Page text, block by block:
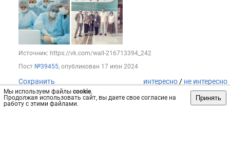
Мы используем файлы cookie.
Продолжая использовать сайт, вы даете свое согласие на
работу с этими файлами.
Принять
Источник: https://vk.com/wall-216713394_242
Пост №39455, опубликован 17 июн 2024
Сохранить интересно / не интересно